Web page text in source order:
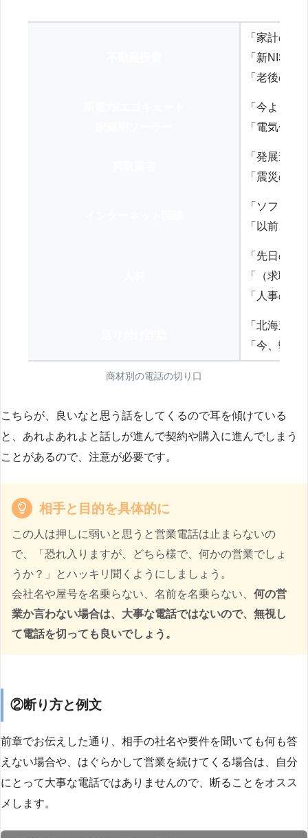
「家計の見
「新NISA
「老後の
「今より
「電気代を
「発展途
「震災の
「ソフト
「以前、
「先日の
「（求職
「人事の方
「北海道
「今、弊
商材別の電話の切り口
こちらが、良いなと思う話をしてくるので耳を傾けている
と、あれよあれよと話しが進んで契約や購入に進んでしまう
ことがあるので、注意が必要です。
相手と目的を具体的に
この人は押しに弱いと思うと営業電話は止まらないの
で、「恐れ入りますが、どちら様で、何かの営業でしょ
うか？」とハッキリ聞くようにしましょう。
会社名や屋号を名乗らない、名前を名乗らない、 何の営
業か言わない場合は、大事な電話ではないので、無視し
て電話を切っても良いでしょう。
②断り方と例文
前章でお伝えした通り、相手の社名や要件を聞いても何も答
えない場合や、はぐらかして営業を続けてくる場合は、自分
にとって大事な電話ではありませんので、断ることをオスス
メします。